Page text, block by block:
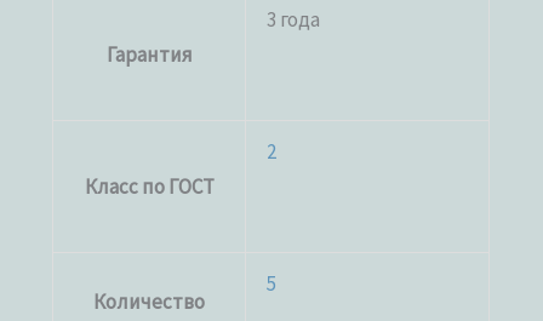
Гарантия
3 года
Класс по ГОСТ
2
Количество
5